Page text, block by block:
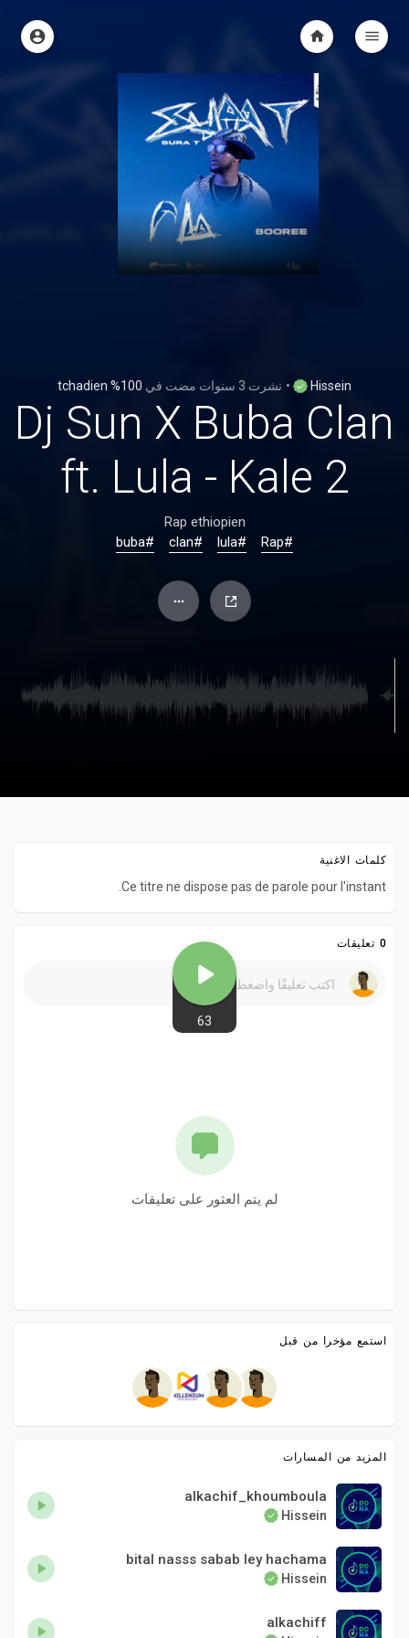
Hissein
• نشرت 3 سنوات مضت في 100% tchadien
Dj Sun X Buba Clan
ft. Lula - Kale 2
Rap ethiopien
#Rap
#lula
#clan
#buba
63
كلمات الاغنية
Ce titre ne dispose pas de parole pour l'instant.
0 تعليقات
لم يتم العثور على تعليقات
استمع مؤخرا من قبل
المزيد من المسارات
alkachif_khoumboula
Hissein
bital nasss sabab ley hachama
Hissein
alkachiff